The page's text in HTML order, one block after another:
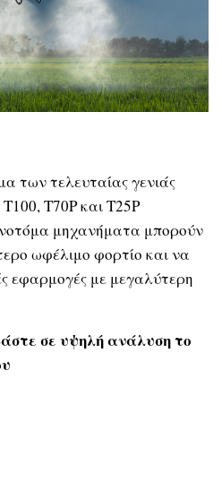
των τελευταίας γενιάς
T70P και T25P
μηχανήματα μπορούν
ωφέλιμο φορτίο και να
εφαρμογές με μεγαλύτερη
σε υψηλή ανάλυση το